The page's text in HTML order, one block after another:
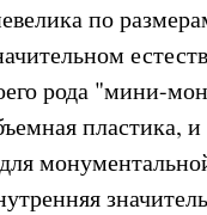
по
рода "мини-
пластика,